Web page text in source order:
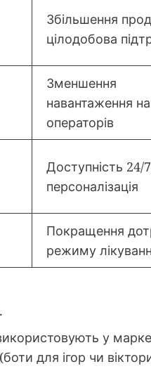
Збільшення
цілодобова
Зменшення
навантаження на
операторів
Доступність 24/
персоналізація
Покращення
режиму
у
для ігор чи